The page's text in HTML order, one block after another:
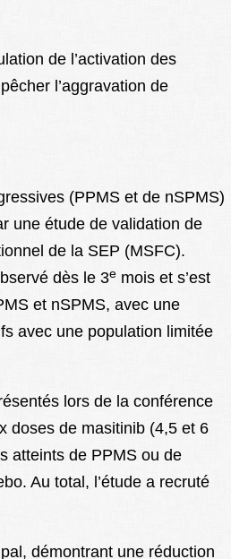
de l’activation des
l’aggravation de
(PPMS et de nSPMS)
une étude de validation de
de la SEP (MSFC).
dès le 3e mois et s’est
et nSPMS, avec une
avec une population limitée
lors de la conférence
doses de masitinib (4,5 et 6
atteints de PPMS ou de
Au total, l’étude a recruté
démontrant une réduction